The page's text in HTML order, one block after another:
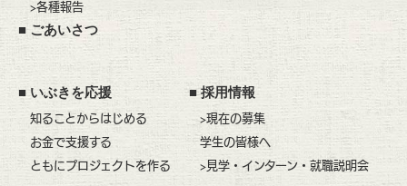
>各種報告
■ごあいさつ
■いぶきを応援
知ることからはじめる
お金で支援する
ともにプロジェクトを作る
■採用情報
>現在の募集
学生の皆様へ
>見学・インターン・就職説明会